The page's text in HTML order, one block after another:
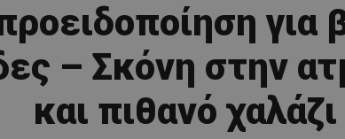
για
– Σκόνη στην
και πιθανό χαλάζι